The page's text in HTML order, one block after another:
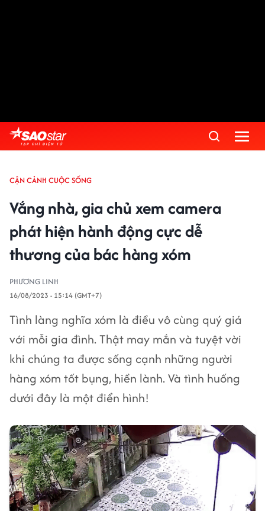
CẬN CẢNH CUỘC SỐNG
Vắng nhà, gia chủ xem camera
phát hiện hành động cực dễ
thương của bác hàng xóm
PHƯƠNG LINH
16/08/2023 - 15:14 (GMT+7)
Tình làng nghĩa xóm là điều vô cùng quý giá
với mỗi gia đình. Thật may mắn và tuyệt vời
khi chúng ta được sống cạnh những người
hàng xóm tốt bụng, hiền lành. Và tình huống
dưới đây là một điển hình!